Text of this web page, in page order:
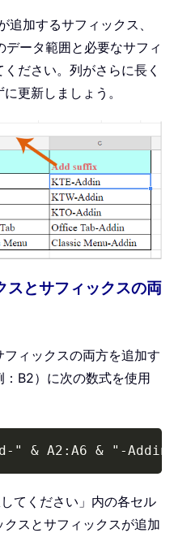
追加するサフィックス、
ータ範囲と必要なサフィ
ださい。列がさらに長く
更新しましょう。
スとサフィックスの両
ィックスの両方を追加す
B2）に次の数式を使用
" & A2:A6 & "-
Copy
てください」内の各セル
スとサフィックスが追加